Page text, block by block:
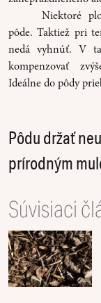
Niektoré
pôde. Taktiež pri
nedá vyhnúť. V
kompenzovať
Ideálne do pôdy
Pôdu držať
prírodným
Súvisiaci